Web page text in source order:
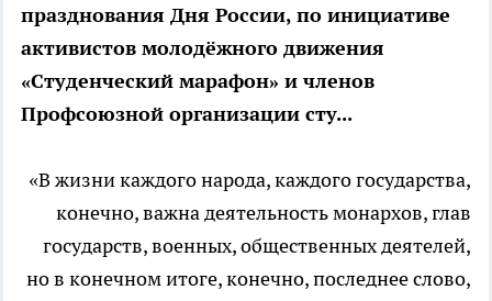
празднования Дня России, по инициативе
активистов молодёжного движения
«Студенческий марафон» и членов
Профсоюзной организации сту...
«В жизни каждого народа, каждого государства,
конечно, важна деятельность монархов, глав
государств, военных, общественных деятелей,
но в конечном итоге, конечно, последнее слово,